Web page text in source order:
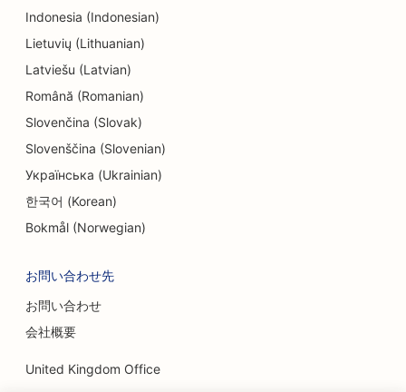
Indonesia (Indonesian)
Lietuvių (Lithuanian)
Latviešu (Latvian)
Română (Romanian)
Slovenčina (Slovak)
Slovenščina (Slovenian)
Українська (Ukrainian)
한국어 (Korean)
Bokmål (Norwegian)
お問い合わせ先
お問い合わせ
会社概要
United Kingdom Office